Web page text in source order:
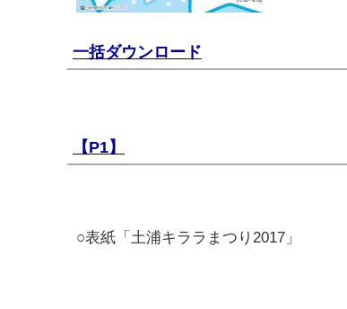
一括ダウンロード
【P1】
○表紙「土浦キララまつり2017」